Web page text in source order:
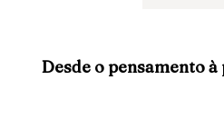
Desde o pensamento